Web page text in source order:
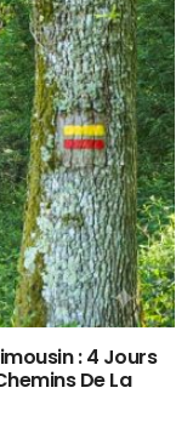
: 4 Jours
De La